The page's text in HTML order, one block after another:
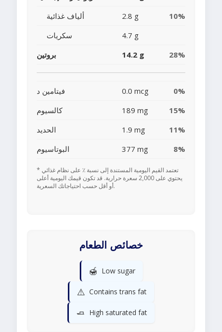
ألياف غذائية
2.8 g
10%
سكريات
4.7 g
بروتين
14.2 g 28%
فيتامين د 0.0 mcg
0%
كالسيوم
189 mg
15%
الحديد
1.9 mg
11%
البوتاسيوم
377 mg 8%
* تعتمد القيم اليومية المستندة إلى نسبة ٪ على نظام غذائي
يحتوي على 2,000 سعرة حرارية. قد تكون قيمك اليومية أعلى
أو أقل حسب احتياجاتك السعرية.
خصائص الطعام
🍯 Low sugar
⚠️ Contains trans fat
🧈 High saturated fat